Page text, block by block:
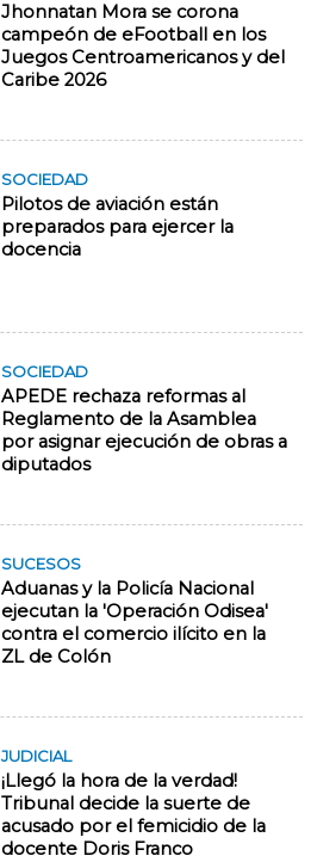
Jhonnatan Mora se corona
campeón de eFootball en los
Juegos Centroamericanos y del
Caribe 2026
SOCIEDAD
Pilotos de aviación están
preparados para ejercer la
docencia
SOCIEDAD
APEDE rechaza reformas al
Reglamento de la Asamblea
por asignar ejecución de obras a
diputados
SUCESOS
Aduanas y la Policía Nacional
ejecutan la 'Operación Odisea'
contra el comercio ilícito en la
ZL de Colón
JUDICIAL
¡Llegó la hora de la verdad!
Tribunal decide la suerte de
acusado por el femicidio de la
docente Doris Franco